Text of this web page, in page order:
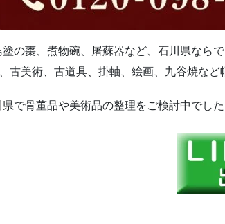
塗の棗、煮物碗、屠蘇器など、石川県なら
古美術、古道具、掛軸、絵画、九谷焼など
県で骨董品や美術品の整理をご検討中でし